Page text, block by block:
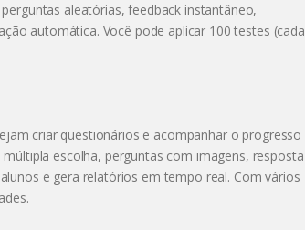
aleatórias, feedback instantâneo,
automática. Você pode aplicar 100 testes (cada
criar questionários e acompanhar o progresso
escolha, perguntas com imagens, resposta
e gera relatórios em tempo real. Com vários